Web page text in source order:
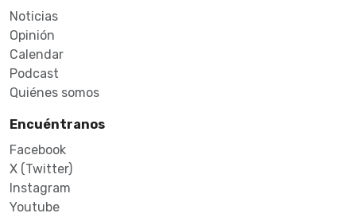
Noticias
Opinión
Calendar
Podcast
Quiénes somos
Encuéntranos
Facebook
X (Twitter)
Instagram
Youtube